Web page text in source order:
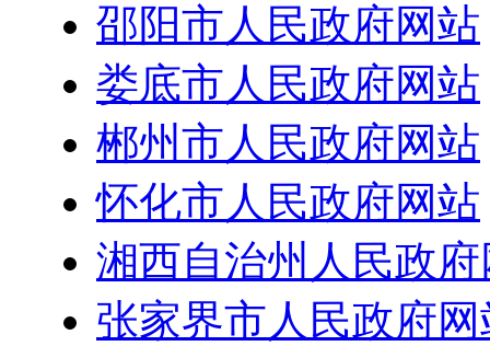
邵阳市人民政府网站
娄底市人民政府网站
郴州市人民政府网站
怀化市人民政府网站
湘西自治州人民政
张家界市人民政府网